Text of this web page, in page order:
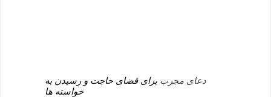
دعای مجرب برای قضای حاجت و رسیدن به
خواسته ها